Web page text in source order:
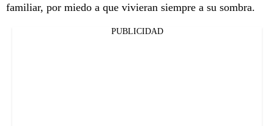
familiar, por miedo a que vivieran siempre a su sombra.
PUBLICIDAD